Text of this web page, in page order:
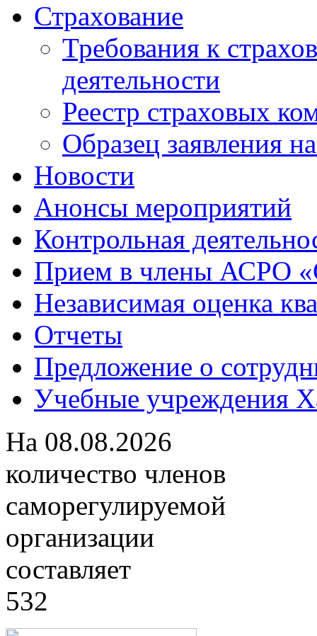
Страхование
Требования к
деятельности
Реестр страховых
Образец заявления
Новости
Анонсы мероприятий
Контрольная
Прием в члены АСРО
Независимая оценка
Отчеты
Предложение о
Учебные учреждения
На 08.08.2026
количество членов
саморегулируемой
организации
составляет
532